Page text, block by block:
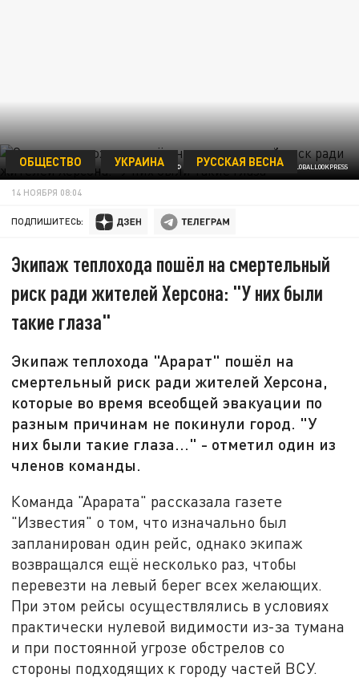
© HAUKE-CHRISTIAN DITTRICH/DPA/GLOBALLOOKPRESS
ОБЩЕСТВО УКРАИНА РУССКАЯ ВЕСНА
14 НОЯБРЯ 08:04
ПОДПИШИТЕСЬ:
Экипаж теплохода пошёл на смертельный
риск ради жителей Херсона: "У них были
такие глаза"
Экипаж теплохода "Арарат" пошёл на
смертельный риск ради жителей Херсона,
которые во время всеобщей эвакуации по
разным причинам не покинули город. "У
них были такие глаза..." - отметил один из
членов команды.
Команда "Арарата" рассказала газете
"Известия" о том, что изначально был
запланирован один рейс, однако экипаж
возвращался ещё несколько раз, чтобы
перевезти на левый берег всех желающих.
При этом рейсы осуществлялись в условиях
практически нулевой видимости из-за тумана
и при постоянной угрозе обстрелов со
стороны подходящих к городу частей ВСУ.